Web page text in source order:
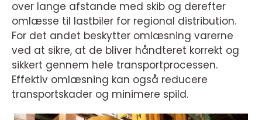
over lange afstande med skib og derefter
omlæsse til lastbiler for regional distribution.
For det andet beskytter omlæsning varerne
ved at sikre, at de bliver håndteret korrekt og
sikkert gennem hele transportprocessen.
Effektiv omlæsning kan også reducere
transportskader og minimere spild.